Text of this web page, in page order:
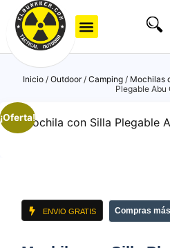
Inicio/ Outdoor/ Camping/ Mochilas
Plegable Abu
¡Oferta!
ENVIO GRATIS Compras